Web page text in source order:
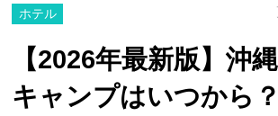
ホテル
【2026年最新版】沖
キャンプはいつから